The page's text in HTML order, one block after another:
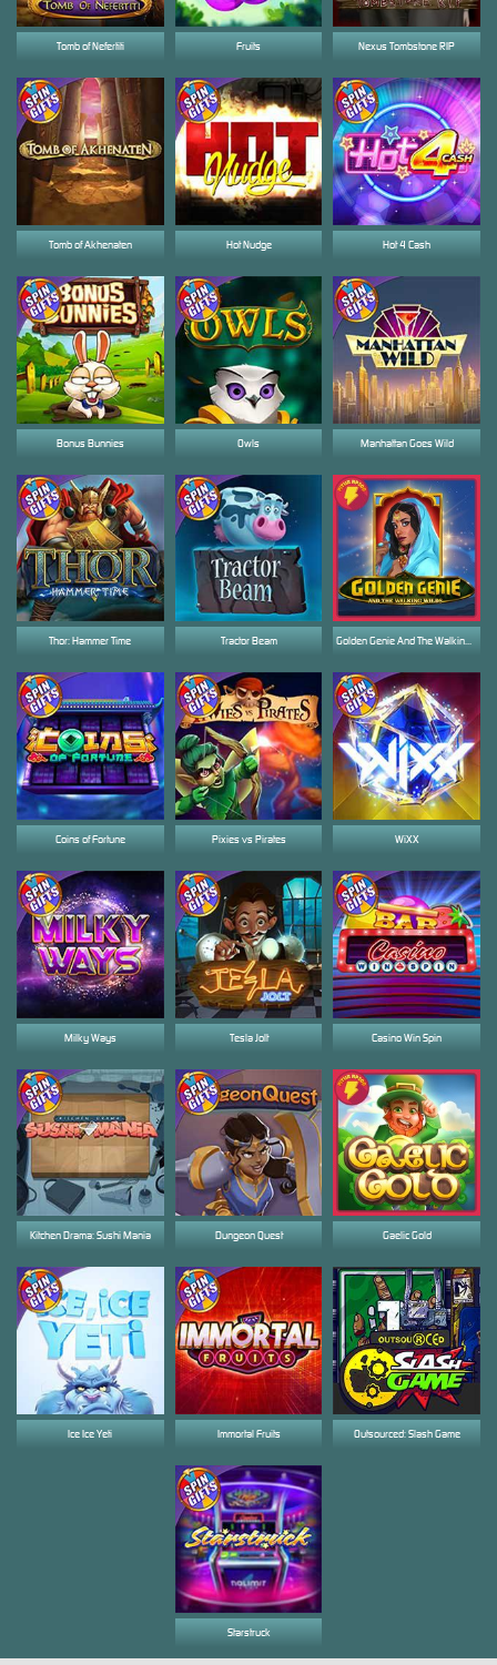
Nexus Tombstone RIP
Manhattan Goes Wild
Tractor Beam
Casino Win Spin
Hot Nudge
Starstruck
Tomb of Nefertiti
Tomb of Akhenaten
Golden Genie And The Walking Wilds
Immortal Fruits
Tesla Jolt
Dungeon Quest
Coins of Fortune WiXX
Outsourced: Slash Game
Fruits
Bonus Bunnies
Hot 4 Cash
Owls
Milky Ways
Gaelic Gold
Kitchen Drama: Sushi Mania
Pixies vs Pirates
Thor: Hammer Time
Ice Ice Yeti